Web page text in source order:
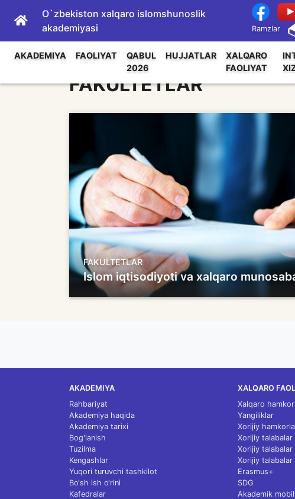
O`zbekiston xalqaro islomshunoslik
akademiyasi
Ramzlar
AKADEMIYA FAOLIYAT
QABUL
2026
HUJJATLAR
XALQARO
FAOLIYAT
FAKULTETLAR
FAKULTETLAR
Islom iqtisodiyoti va xalqaro
AKADEMIYA
Rahbariyat
Akademiya haqida
Akademiya tarixi
Bog'lanish
Tuzilma
Kengashlar
Yuqori turuvchi tashkilot
Bo‘sh ish o‘rini
Kafedralar
XALQARO
Xalqaro
Yangiliklar
Xorijiy
Xorijiy
Xorijiy talabalar
Xorijiy
Erasmus+
SDG
Akademik